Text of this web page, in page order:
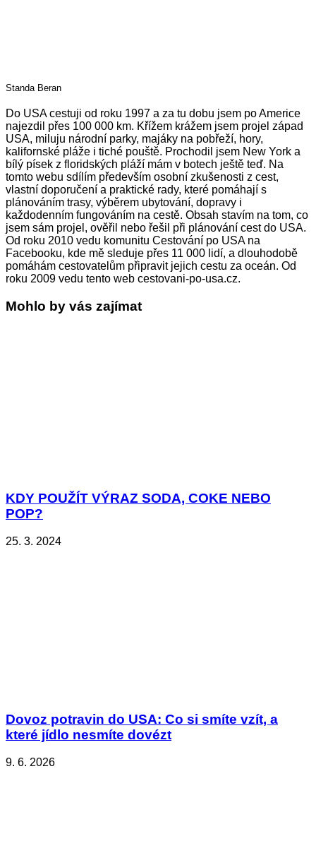
Standa Beran
Do USA cestuji od roku 1997 a za tu dobu jsem po Americe
najezdil přes 100 000 km. Křížem krážem jsem projel západ
USA, miluju národní parky, majáky na pobřeží, hory,
kalifornské pláže i tiché pouště. Prochodil jsem New York a
bílý písek z floridských pláží mám v botech ještě teď. Na
tomto webu sdílím především osobní zkušenosti z cest,
vlastní doporučení a praktické rady, které pomáhají s
plánováním trasy, výběrem ubytování, dopravy i
každodenním fungováním na cestě. Obsah stavím na tom, co
jsem sám projel, ověřil nebo řešil při plánování cest do USA.
Od roku 2010 vedu komunitu Cestování po USA na
Facebooku, kde mě sleduje přes 11 000 lidí, a dlouhodobě
pomáhám cestovatelům připravit jejich cestu za oceán. Od
roku 2009 vedu tento web cestovani-po-usa.cz.
Mohlo by vás zajímat
KDY POUŽÍT VÝRAZ SODA, COKE NEBO
POP?
25. 3. 2024
Dovoz potravin do USA: Co si smíte vzít, a
které jídlo nesmíte dovézt
9. 6. 2026